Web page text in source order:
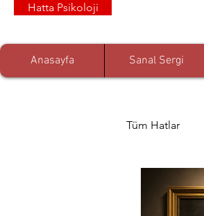
Hatta Psikoloji
Anasayfa Sanal Sergi
Tüm Hatlar
Zeynep